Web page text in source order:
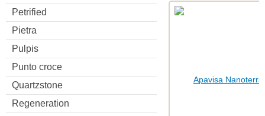
Petrified
Pietra
Pulpis
Punto croce
Quartzstone
Regeneration